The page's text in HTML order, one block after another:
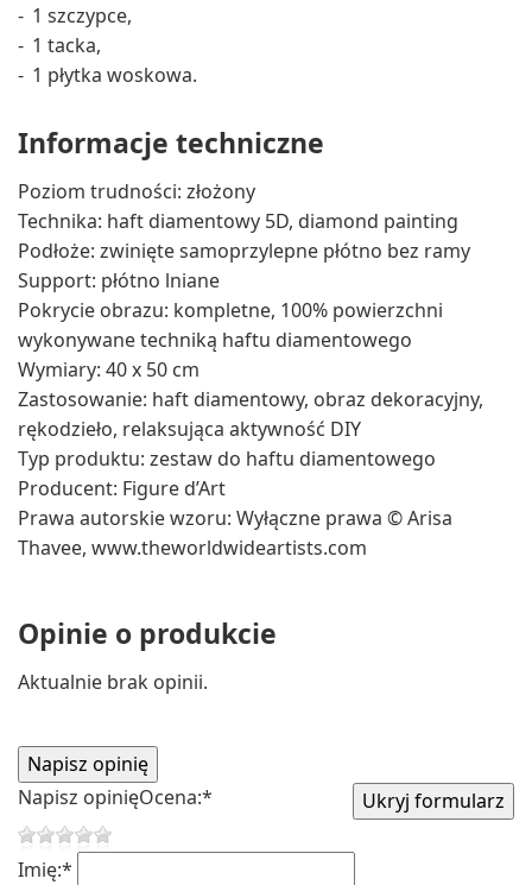
1 szczypce,
1 tacka,
1 płytka woskowa.
Informacje techniczne
Poziom trudności: złożony
Technika: haft diamentowy 5D, diamond painting
Podłoże: zwinięte samoprzylepne płótno bez ramy
Support: płótno lniane
Pokrycie obrazu: kompletne, 100% powierzchni
wykonywane techniką haftu diamentowego
Wymiary: 40 x 50 cm
Zastosowanie: haft diamentowy, obraz dekoracyjny,
rękodzieło, relaksująca aktywność DIY
Typ produktu: zestaw do haftu diamentowego
Producent: Figure d’Art
Prawa autorskie wzoru: Wyłączne prawa © Arisa
Thavee, www.theworldwideartists.com
Opinie o produkcie
Aktualnie brak opinii.
Napisz opinięOcena:*
Imię:*